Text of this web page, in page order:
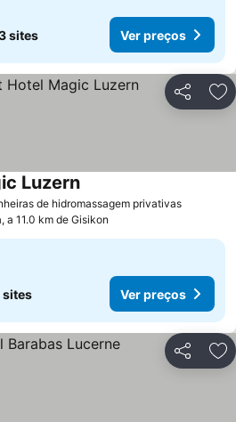
sites Ver preços
Partilhar
de hidromassagem privativasVer
LuzernVer preços
a 11.0 km de Gisikon
sites Ver preços
Partilhar